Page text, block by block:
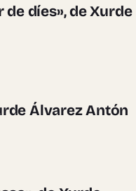
díes», de Xurde
Álvarez Antón